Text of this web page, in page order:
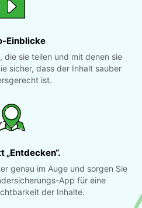
Einblicke
die sie teilen und mit denen sie
sicher, dass der Inhalt sauber
ist.
„Entdecken“.
genau im Auge und sorgen Sie
App für eine
der Inhalte.